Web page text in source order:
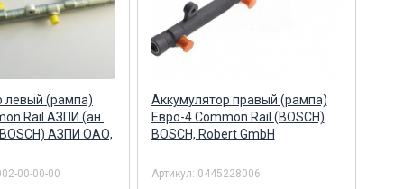
левый (рампа)
Rail АЗПИ (ан.
АЗПИ ОАО,
00-00-00
Аккумулятор правый (рампа)
Евро-4 Common Rail (BOSCH)
BOSCH, Robert GmbH
Артикул: 0445228006